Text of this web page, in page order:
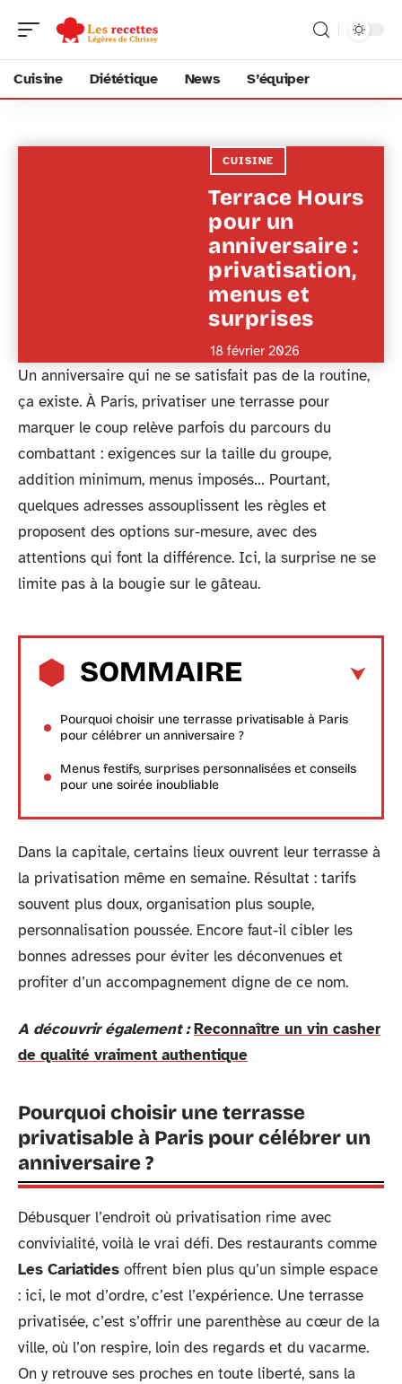
Cuisine Diététique News S’équiper
CUISINE
Terrace Hours
pour un
anniversaire :
privatisation,
menus et
surprises
18 février 2026
Un anniversaire qui ne se satisfait pas de la routine,
ça existe. À Paris, privatiser une terrasse pour
marquer le coup relève parfois du parcours du
combattant : exigences sur la taille du groupe,
addition minimum, menus imposés… Pourtant,
quelques adresses assouplissent les règles et
proposent des options sur-mesure, avec des
attentions qui font la différence. Ici, la surprise ne se
limite pas à la bougie sur le gâteau.
SOMMAIRE
Pourquoi choisir une terrasse privatisable à Paris
pour célébrer un anniversaire ?
Menus festifs, surprises personnalisées et conseils
pour une soirée inoubliable
Dans la capitale, certains lieux ouvrent leur terrasse à
la privatisation même en semaine. Résultat : tarifs
souvent plus doux, organisation plus souple,
personnalisation poussée. Encore faut-il cibler les
bonnes adresses pour éviter les déconvenues et
profiter d’un accompagnement digne de ce nom.
A découvrir également : Reconnaître un vin casher
de qualité vraiment authentique
Pourquoi choisir une terrasse
privatisable à Paris pour célébrer un
anniversaire ?
Débusquer l’endroit où privatisation rime avec
convivialité, voilà le vrai défi. Des restaurants comme
Les Cariatides offrent bien plus qu’un simple espace
: ici, le mot d’ordre, c’est l’expérience. Une terrasse
privatisée, c’est s’offrir une parenthèse au cœur de la
ville, où l’on respire, loin des regards et du vacarme.
On y retrouve ses proches en toute liberté, sans la